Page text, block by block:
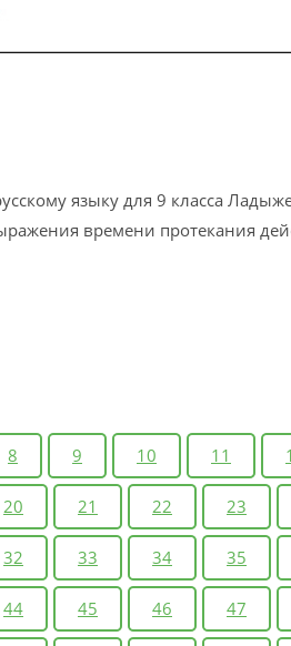
языку для 9 класса
времени протекания
8 9 10 11
20 21 22 23
32 33 34 35
44 45 46 47